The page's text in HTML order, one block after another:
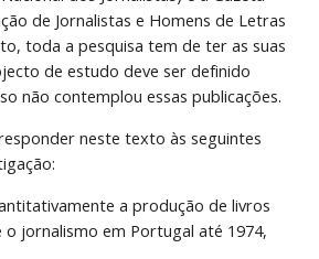
de Jornalistas e Homens de Letras
toda a pesquisa tem de ter as suas
de estudo deve ser definido
não contemplou essas publicações.
neste texto às seguintes
a produção de livros
jornalismo em Portugal até 1974,